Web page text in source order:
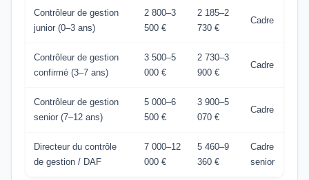
Contrôleur de gestion
junior (0–3 ans)
2 800–3
500 €
2 185–2
730 €
Cadre
Contrôleur de gestion
confirmé (3–7 ans)
3 500–5
000 €
2 730–3
900 €
Cadre
Contrôleur de gestion
senior (7–12 ans)
5 000–6
500 €
3 900–5
070 €
Cadre
Directeur du contrôle
de gestion / DAF
7 000–12
000 €
5 460–9
360 €
Cadre
senior